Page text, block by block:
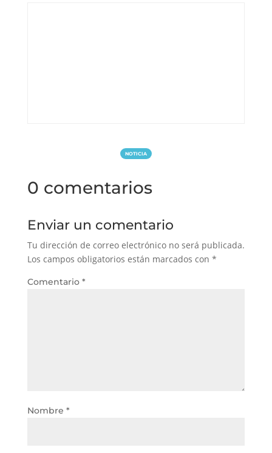
NOTICIA
0 comentarios
Enviar un comentario
Tu dirección de correo electrónico no será publicada.
Los campos obligatorios están marcados con *
Comentario *
Nombre *